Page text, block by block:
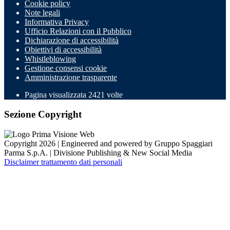
Cookie policy
Note legali
Informativa Privacy
Ufficio Relazioni con il Pubblico
Dichiarazione di accessibilità
Obiettivi di accessibilità
Whistleblowing
Gestione consensi cookie
Amministrazione trasparente
Pagina visualizzata 2421 volte
Sezione Copyright
Copyright 2026 | Engineered and powered by Gruppo Spaggiari
Parma S.p.A. | Divisione Publishing & New Social Media
Disclaimer trattamento dati personali